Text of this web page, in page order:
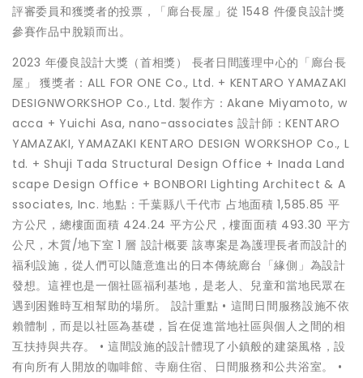
評審委員和獲獎者的投票，「廊台長屋」從 1548 件優良設計獎
參賽作品中脫穎而出。
2023 年優良設計大獎（首相獎） 長者日間護理中心的「廊台長
屋」 獲獎者：ALL FOR ONE Co., Ltd. + KENTARO YAMAZAKI
DESIGNWORKSHOP Co., Ltd. 製作方：Akane Miyamoto, w
acca + Yuichi Asa, nano-associates 設計師：KENTARO
YAMAZAKI, YAMAZAKI KENTARO DESIGN WORKSHOP Co., L
td. + Shuji Tada Structural Design Office + Inada Land
scape Design Office + BONBORI Lighting Architect & A
ssociates, Inc. 地點：千葉縣八千代市 占地面積 1,585.85 平
方公尺，總樓面面積 424.24 平方公尺，樓面面積 493.30 平方
公尺，木質/地下室 1 層 設計概要 該專案是為護理長者而設計的
福利設施，從人們可以隨意進出的日本傳統廊台「緣側」為設計
發想。這裡也是一個社區福利基地，是老人、兒童和當地民眾在
遇到困難時互相幫助的場所。 設計重點 • 這間日間服務設施不依
賴體制，而是以社區為基礎，旨在促進當地社區與個人之間的相
互扶持與共存。 • 這間設施的設計體現了小鎮般的建築風格，設
有向所有人開放的咖啡館、寺廟住宿、日間服務和公共浴室。 •